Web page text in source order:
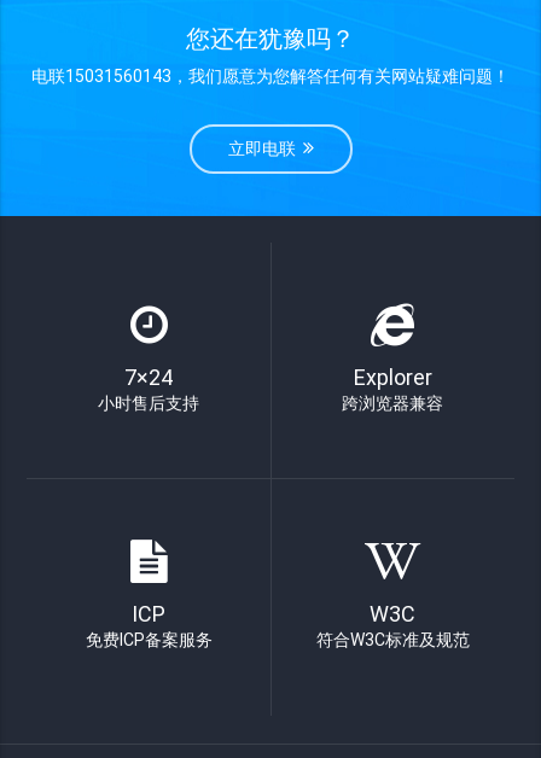
您还在犹豫吗？
电联15031560143，我们愿意为您解答任何有关网站疑难问题！
立即电联
7×24
小时售后支持
Explorer
跨浏览器兼容
ICP
免费ICP备案服务
W3C
符合W3C标准及规范